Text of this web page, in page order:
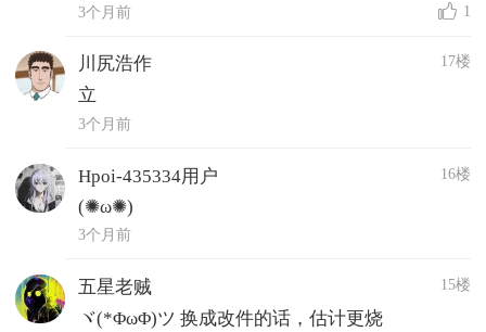
3个月前 1
川尻浩作 17楼
立
3个月前
Hpoi-435334用户 16楼
(✺ω✺)
3个月前
五星老贼 15楼
ヾ(*ΦωΦ)ツ 换成改件的话，估计更烧